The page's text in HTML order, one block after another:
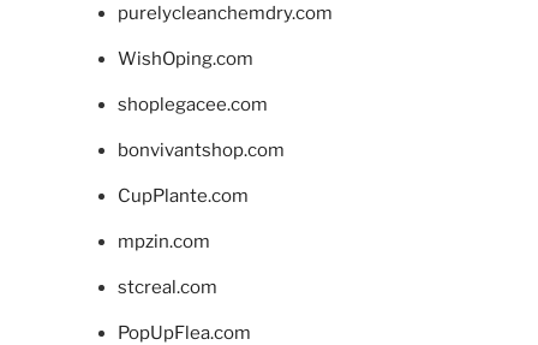
purelycleanchemdry.com
WishOping.com
shoplegacee.com
bonvivantshop.com
CupPlante.com
mpzin.com
stcreal.com
PopUpFlea.com